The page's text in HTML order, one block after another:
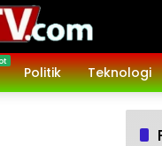
Politik Teknologi